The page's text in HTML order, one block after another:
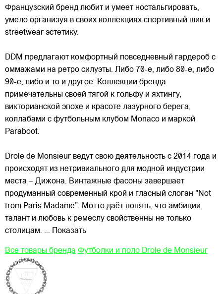
Французский бренд любит и умеет ностальгировать,
умело организуя в своих коллекциях спортивный шик и
streetwear эстетику.
DDM предлагают комфортный повседневный гардероб с
оммажами на ретро силуэты. Либо 70-е, либо 80-е, либо
90-е, либо и то и другое. Коллекции бренда
примечательны своей тягой к гольфу и яхтингу,
викторианской эпохе и красоте лазурного берега,
коллабами с футбольным клубом Monaco и маркой
Paraboot.
Drole de Monsieur ведут свою деятельность с 2014 года и
происходят из нетривиального для модной индустрии
места – Дижона. Винтажные фасоны завершает
продуманный современный крой и гласный слоган "Not
from Paris Madame". Мотто даёт понять, что амбиции,
талант и любовь к ремеслу свойственны не только
столицам. ... Показать
Все товары бренда Футболки и поло Drole de Monsieur